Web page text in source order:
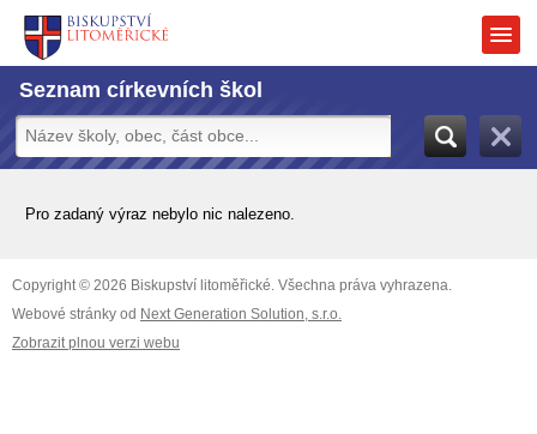
Seznam církevních škol
Pro zadaný výraz nebylo nic nalezeno.
Copyright © 2026 Biskupství litoměřické. Všechna práva vyhrazena.
Webové stránky od Next Generation Solution, s.r.o.
Zobrazit plnou verzi webu